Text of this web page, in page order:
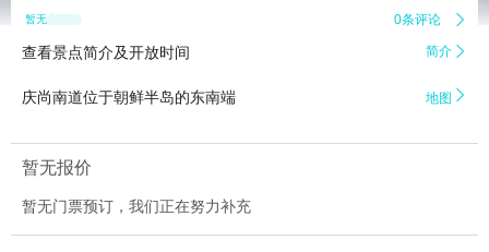
暂无点评 0条评论 
查看景点简介及开放时间 简介 
庆尚南道位于朝鲜半岛的东南端 地图 
暂无报价
暂无门票预订，我们正在努力补充